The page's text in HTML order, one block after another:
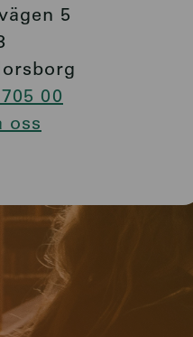
5
00
oss